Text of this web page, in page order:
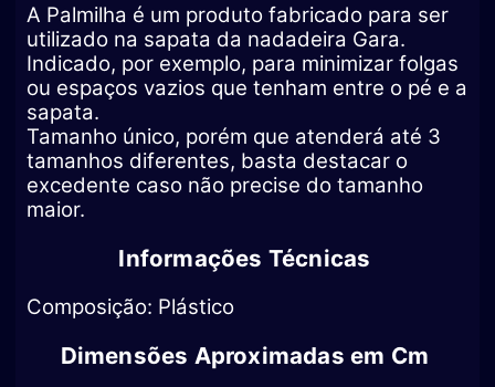
A Palmilha é um produto fabricado para ser
utilizado na sapata da nadadeira Gara.
Indicado, por exemplo, para minimizar folgas
ou espaços vazios que tenham entre o pé e a
sapata.
Tamanho único, porém que atenderá até 3
tamanhos diferentes, basta destacar o
excedente caso não precise do tamanho
maior.
Informações Técnicas
Composição: Plástico
Dimensões Aproximadas em Cm